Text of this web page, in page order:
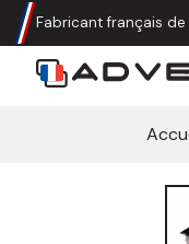
Fabricant français